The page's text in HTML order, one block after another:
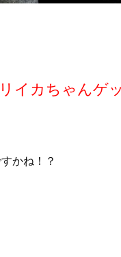
イカちゃんゲ
かね！？